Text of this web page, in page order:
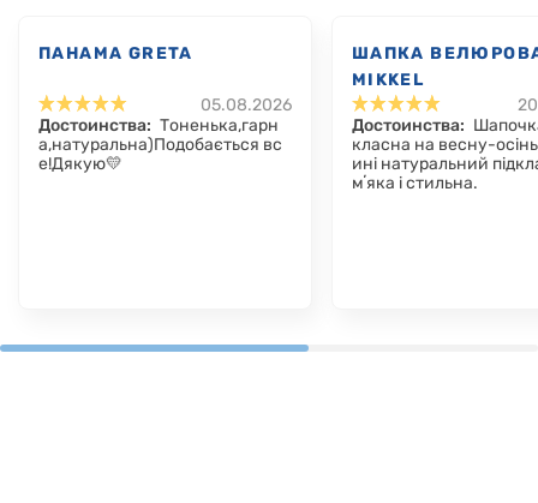
ПАНАМА GRETA
05.08.2026
Достоинства: Тоненька,гарн
а,натуральна)Подобається вс
е!Дякую💛
ШАПКА
MIKKEL
Достоинства:
класна на весну-
ині натуральний
мʼяка і стильна.